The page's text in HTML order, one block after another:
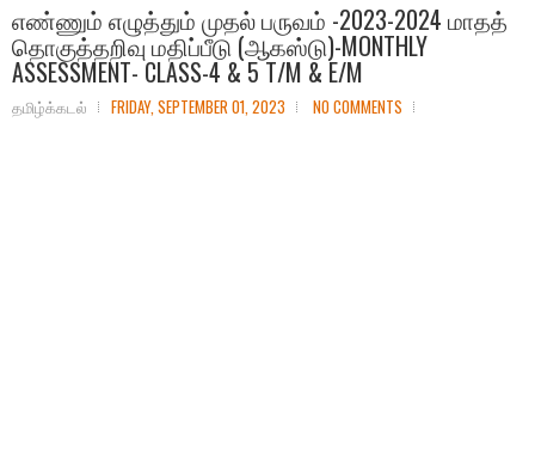
எண்ணும் எழுத்தும் முதல் பருவம் -2023-2024 மாதத்
தொகுத்தறிவு மதிப்பீடு (ஆகஸ்டு)-MONTHLY
ASSESSMENT- CLASS-4 & 5 T/M & E/M
தமிழ்க்கடல் FRIDAY, SEPTEMBER 01, 2023 NO COMMENTS